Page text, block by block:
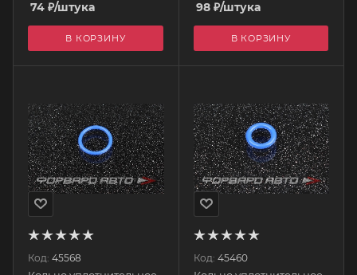
74 ₽/штука
В КОРЗИНУ
98₽/штука
В КОРЗИНУ
Код: 45568 Код: 45460